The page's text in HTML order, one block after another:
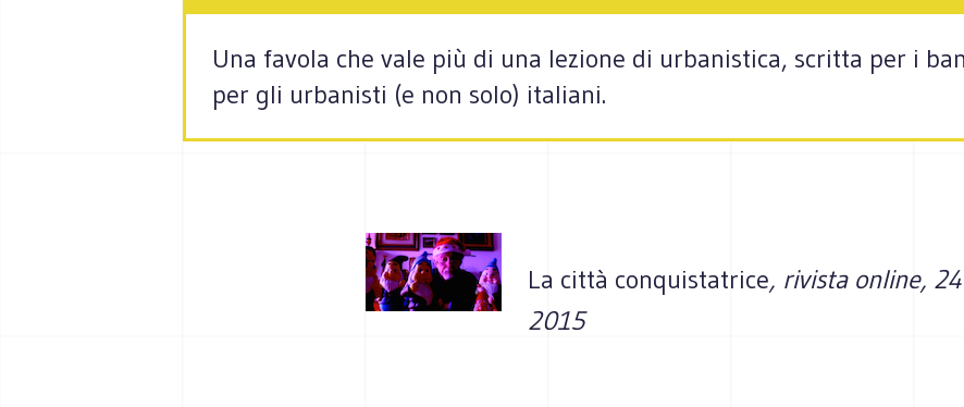
Una favola che vale più di una lezione di urbanistica, scritta per i
per gli urbanisti (e non solo) italiani.
La città conquistatrice, rivista online,
2015